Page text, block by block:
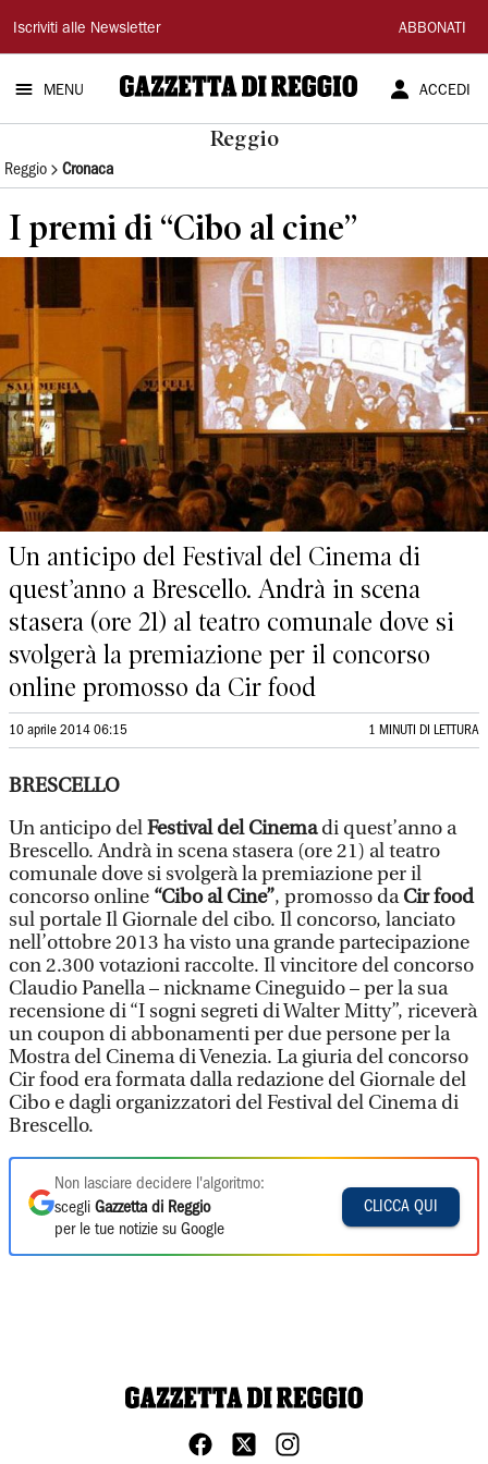
Gazzetta
di
Reggio
Iscriviti alle Newsletter ABBONATI
MENU ACCEDI
Reggio
Reggio Cronaca
I premi di “Cibo al cine”
Un anticipo del Festival del Cinema di
quest’anno a Brescello. Andrà in scena
stasera (ore 21) al teatro comunale dove si
svolgerà la premiazione per il concorso
online promosso da Cir food
10 aprile 2014 06:15 1 MINUTI DI LETTURA
BRESCELLO
Un anticipo delFestival del Cinemadi quest’anno a
Brescello. Andrà in scena stasera (ore 21) al teatro
comunale dove si svolgerà la premiazione per il
concorso online “Cibo al Cine”, promosso daCir food
sul portale Il Giornale del cibo. Il concorso, lanciato
nell’ottobre 2013 ha visto una grande partecipazione
con 2.300 votazioni raccolte. Il vincitore del concorso
Claudio Panella – nickname Cineguido – per la sua
recensione di “I sogni segreti di Walter Mitty”, riceverà
un coupon di abbonamenti per due persone per la
Mostra del Cinema di Venezia. La giuria del concorso
Cir food era formata dalla redazione del Giornale del
Cibo e dagli organizzatori del Festival del Cinema di
Brescello.
Non lasciare decidere l'algoritmo:
scegli Gazzetta di Reggio
per le tue notizie su Google
CLICCA QUI